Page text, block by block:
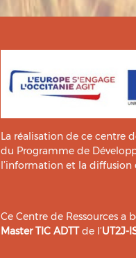
La réalisation de ce centre
du Programme de
l’information et la diffusion
Ce Centre de Ressources a
Master TIC ADTTde l’UT2J-